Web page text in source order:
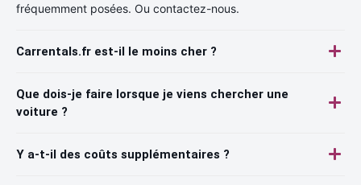
fréquemment posées. Ou contactez-nous.
Carrentals.fr est-il le moins cher ?
Que dois-je faire lorsque je viens chercher une
voiture ?
Y a-t-il des coûts supplémentaires ?